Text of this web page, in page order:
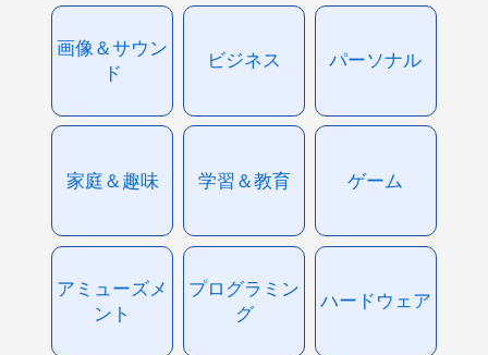
画像＆サウン
ド
ビジネス パーソナル
家庭＆趣味 学習＆教育 ゲーム
アミューズメ
ント
プログラミン
グ
ハードウェア